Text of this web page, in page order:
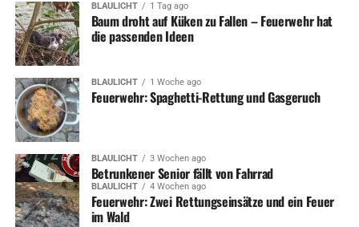
BLAULICHT 1 Tag ago
Baum droht auf Küken zu Fallen – Feuerwehr hat
die passenden Ideen
BLAULICHT 1 Woche ago
Feuerwehr: Spaghetti-Rettung und Gasgeruch
BLAULICHT 3 Wochen ago
Betrunkener Senior fällt von Fahrrad
BLAULICHT 4 Wochen ago
Feuerwehr: Zwei Rettungseinsätze und ein Feuer
im Wald